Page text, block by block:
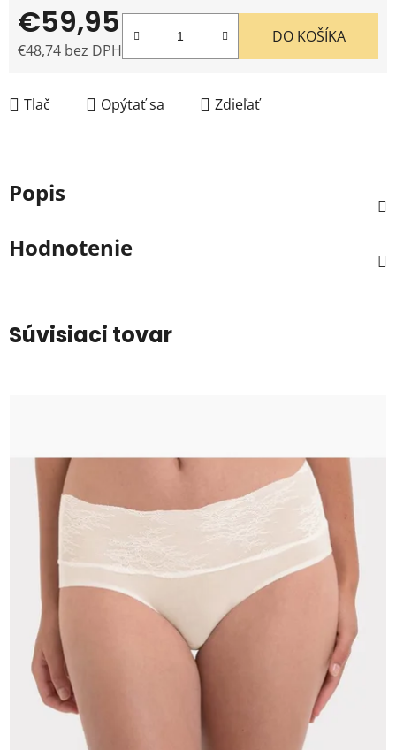
€59,95
€48,74 bez DPH
DO KOŠÍKA
Tlač Opýtať sa Zdieľať
Popis
Hodnotenie
Súvisiaci tovar